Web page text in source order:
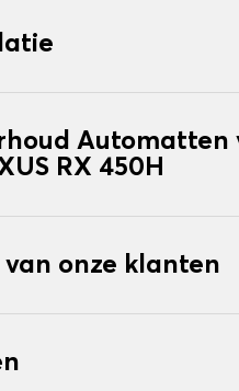
Automatten
RX 450H
van onze klanten